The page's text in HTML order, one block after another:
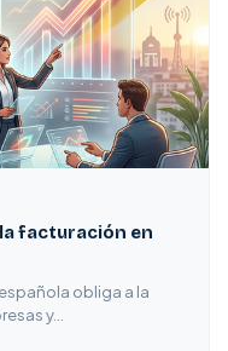
facturación en
obliga a la
y…